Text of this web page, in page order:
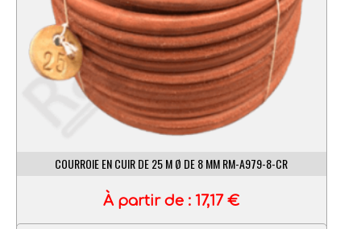
COURROIE EN CUIR DE 25 M Ø DE 8 MM RM-A979-8-CR
À partir de : 17,17€